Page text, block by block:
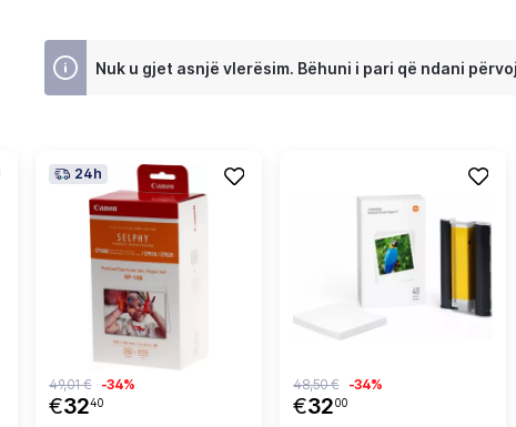
Nuk u gjet asnjë vlerësim. Bëhuni i pari që ndani
24h
€3240
49,01 € -34%
€3200
48,50 € -34%